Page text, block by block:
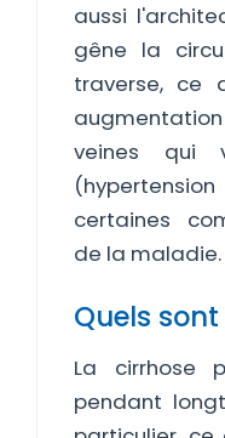
aussi
gêne la
traverse, ce
veines qui
certaines
de la maladie.
Quels
La cirrhose
pendant